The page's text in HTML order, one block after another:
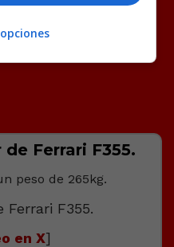
Ferrari F355.
peso de 265kg.
en X]